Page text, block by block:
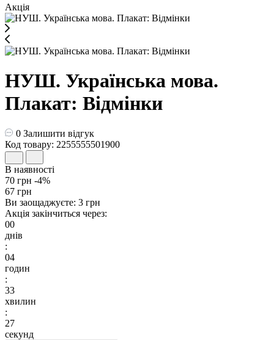
Акція
НУШ. Українська мова.
Плакат: Відмінки
0 Залишити відгук
Код товару: 2255555501900
В наявності
70 грн -4%
67 грн
Ви заощаджуєте: 3 грн
Акція закінчиться через:
00
днів
:
04
годин
:
33
хвилин
:
26
секунд